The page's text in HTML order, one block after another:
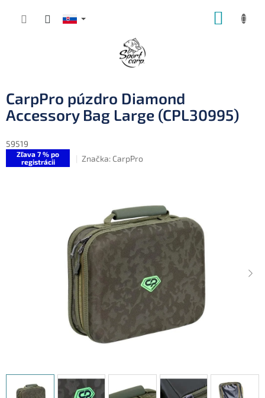
CarpPro púzdro Diamond
Accessory Bag Large (CPL30995)
59519
Zľava 7 % po
registrácii
Značka: CarpPro